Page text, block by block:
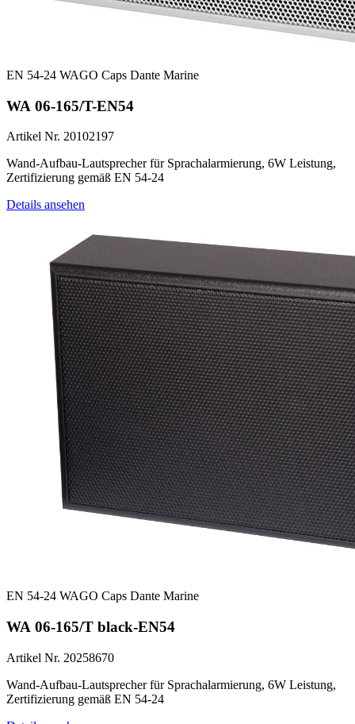
EN 54-24 WAGO Caps Dante Marine
WA 06-165/T-EN54
Artikel Nr. 20102197
Wand-Aufbau-Lautsprecher für Sprachalarmierung, 6W Leistung,
Zertifizierung gemäß EN 54-24
Details ansehen
EN 54-24 WAGO Caps Dante Marine
WA 06-165/T black-EN54
Artikel Nr. 20258670
Wand-Aufbau-Lautsprecher für Sprachalarmierung, 6W Leistung,
Zertifizierung gemäß EN 54-24